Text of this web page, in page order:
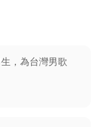
，為台灣男歌